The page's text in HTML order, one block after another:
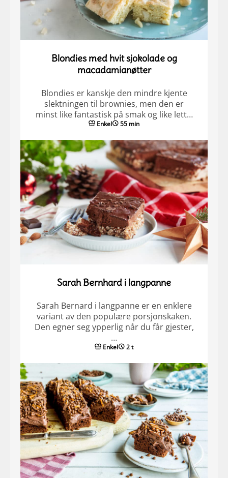
Blondies med hvit sjokolade og
macadamianøtter
Blondies er kanskje den mindre kjente
slektningen til brownies, men den er
minst like fantastisk på smak og like lett…
Enkel 55 min
Sarah Bernhard i langpanne
Sarah Bernard i langpanne er en enklere
variant av den populære porsjonskaken.
Den egner seg ypperlig når du får gjester,
…
Enkel 2 t